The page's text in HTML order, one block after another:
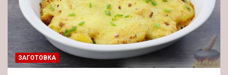
ЗАГОТОВКА